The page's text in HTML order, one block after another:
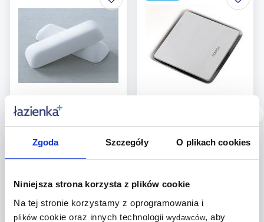
Zgoda Szczegóły O plikach cookies
Niniejsza strona korzysta z plików cookie
Na tej stronie korzystamy z oprogramowania i
plikówcookie oraz innych technologii wydawców, aby
Dostępność:
Kaldewei poduszki
wielofunkcyjne 2 szt
Hoesch Thasos
pokrywa syfonu